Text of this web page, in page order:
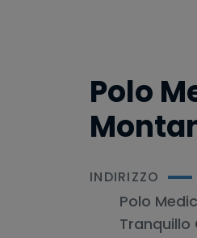
Polo
INDIRIZZO
Polo
Tranquillo